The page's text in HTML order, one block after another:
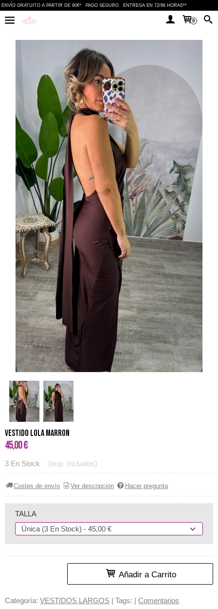
ENVÍO GRATUITO A PARTIR DE 90€* PAGO SEGURO ENTREGA EN 72/96 HORAS**
0
VESTIDO LOLA MARRON
45,00 €
3 En Stock - (Imp. Incluidos)
Costes de envío Ver descripción Hacer pregunta
TALLA
Añadir a Carrito
Categoría: VESTIDOS LARGOS | Tags: | Comentarios